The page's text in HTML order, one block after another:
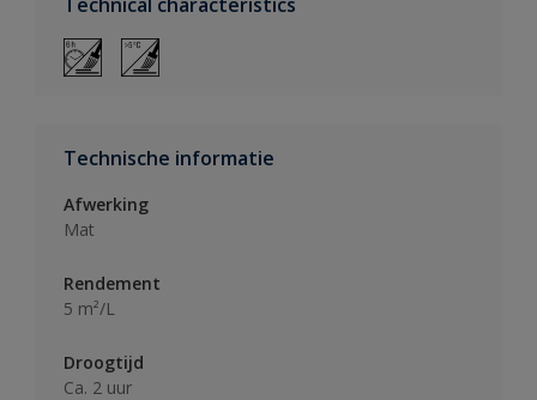
Technische informatie
Afwerking
Mat
Rendement
5 m²/L
Droogtijd
Ca. 2 uur